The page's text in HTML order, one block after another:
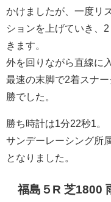
かけましたが、一度リ
ションを上げていき、
きます。
外を回りながら直線に
最速の末脚で2着スナ
勝でした。
勝ち時計は1分22秒1。
サンデーレーシング所
となりました。
福島５R 芝1800